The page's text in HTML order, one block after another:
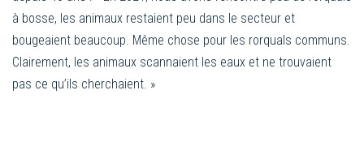
à bosse, les animaux restaient peu dans le secteur et
bougeaient beaucoup. Même chose pour les rorquals communs.
Clairement, les animaux scannaient les eaux et ne trouvaient
pas ce qu’ils cherchaient. »